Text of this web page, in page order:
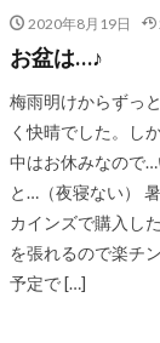
2020年8月19日
お盆は…♪
梅雨明けからずっ
く快晴でした。し
中はお休みなので
と…（夜寝ない）
カインズで購入し
を張れるので楽チ
予定で […]